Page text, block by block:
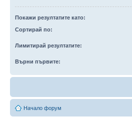
Покажи резултатите като:
Сортирай по:
Лимитирай резултатите:
Върни първите:
Начало форум